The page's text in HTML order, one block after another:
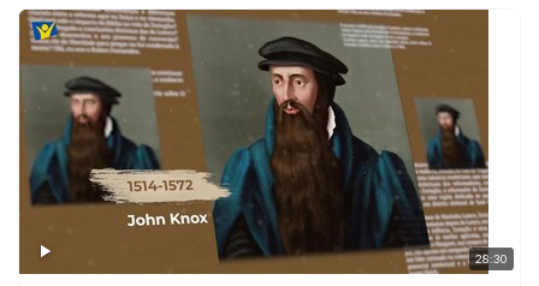
28:30